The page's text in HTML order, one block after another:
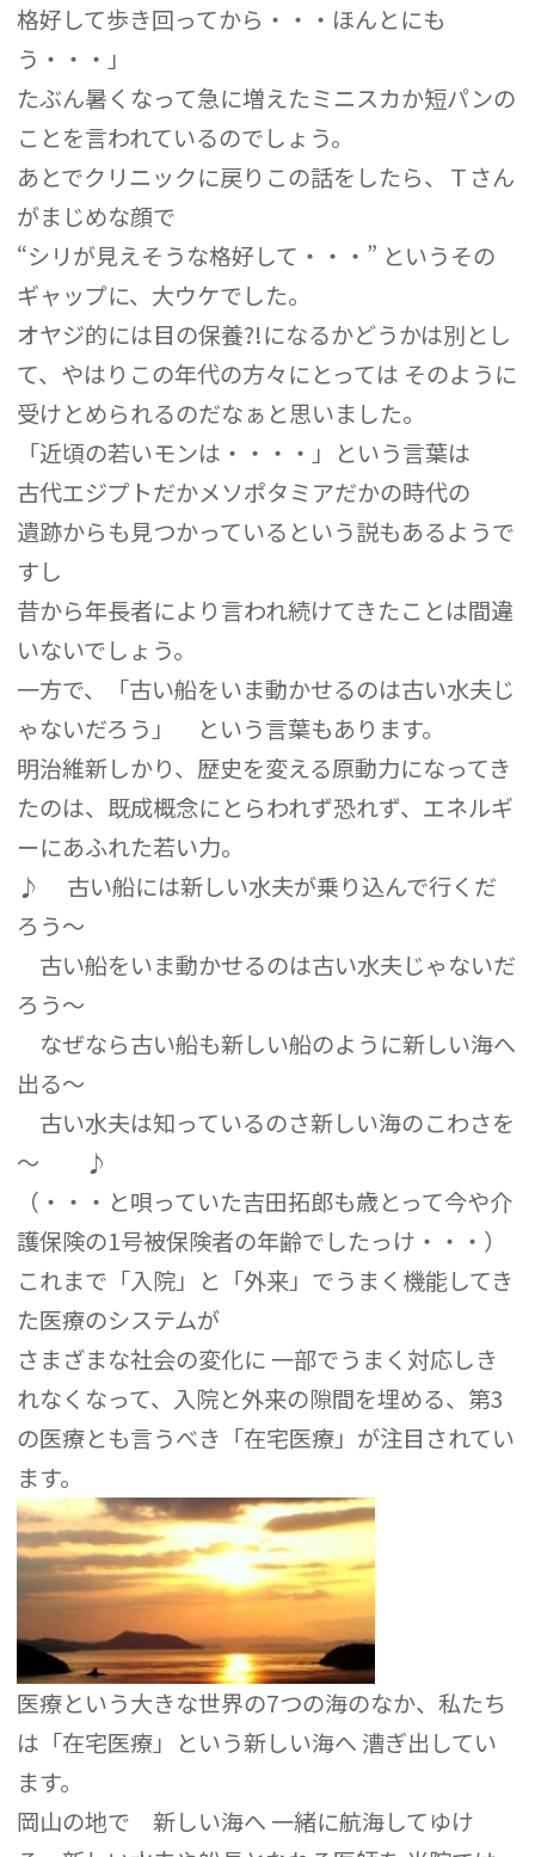
格好して歩き回ってから・・・ほんとにも
う・・・」
たぶん暑くなって急に増えたミニスカか短パンの
ことを言われているのでしょう。
あとでクリニックに戻りこの話をしたら、Ｔさん
がまじめな顔で
“シリが見えそうな格好して・・・” というその
ギャップに、大ウケでした。
オヤジ的には目の保養?!になるかどうかは別とし
て、やはりこの年代の方々にとっては そのように
受けとめられるのだなぁと思いました。
「近頃の若いモンは・・・・」という言葉は
古代エジプトだかメソポタミアだかの時代の
遺跡からも見つかっているという説もあるようで
すし
昔から年長者により言われ続けてきたことは間違
いないでしょう。
一方で、「古い船をいま動かせるのは古い水夫じ
ゃないだろう」 という言葉もあります。
明治維新しかり、歴史を変える原動力になってき
たのは、既成概念にとらわれず恐れず、エネルギ
ーにあふれた若い力。
♪ 古い船には新しい水夫が乗り込んで行くだ
ろう～
古い船をいま動かせるのは古い水夫じゃないだ
ろう～
なぜなら古い船も新しい船のように新しい海へ
出る～
古い水夫は知っているのさ新しい海のこわさを
～ ♪
（・・・と唄っていた吉田拓郎も歳とって今や介
護保険の1号被保険者の年齢でしたっけ・・・）
これまで「入院」と「外来」でうまく機能してき
た医療のシステムが
さまざまな社会の変化に 一部でうまく対応しき
れなくなって、入院と外来の隙間を埋める、第3
の医療とも言うべき「在宅医療」が注目されてい
ます。
医療という大きな世界の7つの海のなか、私たち
は「在宅医療」という新しい海へ 漕ぎ出してい
ます。
岡山の地で 新しい海へ 一緒に航海してゆけ